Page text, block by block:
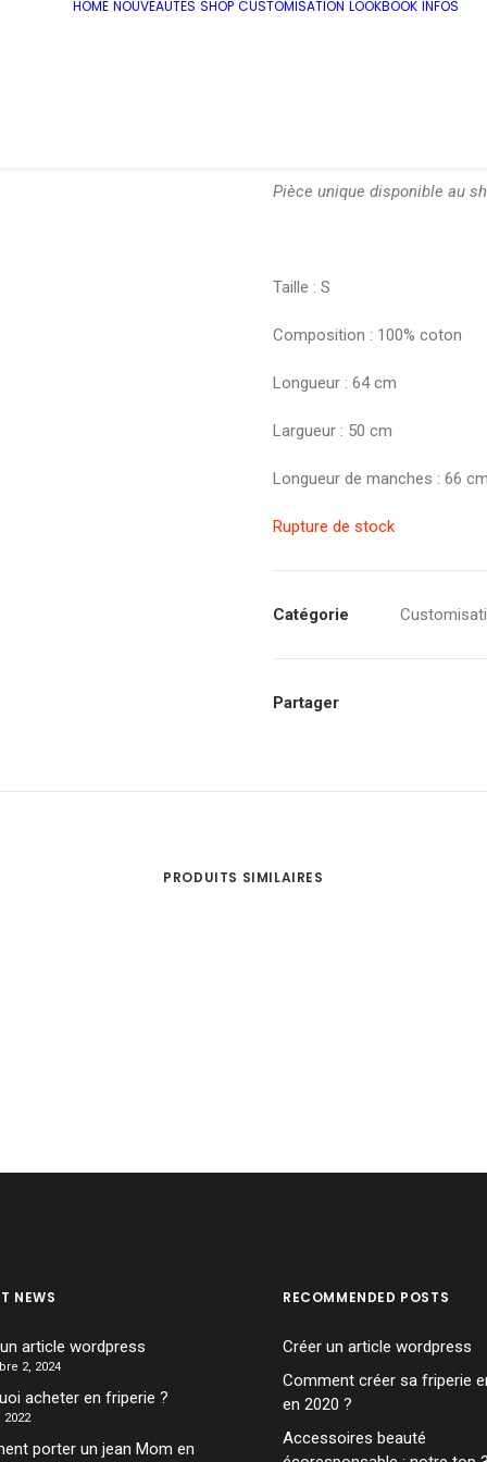
HOME NOUVEAUTÉS SHOP CUSTOMISATION LOOKBOOK INFOS
Pièce unique disponible au
Taille : S
Composition : 100% coton
Longueur : 64 cm
Largueur : 50 cm
Longueur de manches : 66
Rupture de stock
Catégorie
Partager
PRODUITS SIMILAIRES
NEWS
article wordpress
2, 2024
acheter en friperie ?
2022
porter un jean Mom en
RECOMMENDED POSTS
Créer un article wordpress
Comment créer sa friperie
en 2020 ?
Accessoires beauté